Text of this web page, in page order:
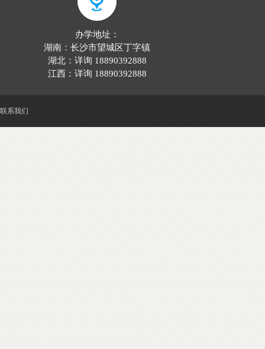
办学地址：
湖南：长沙市望城区丁字镇
湖北：详询 18890392888
江西：详询 18890392888
联系我们